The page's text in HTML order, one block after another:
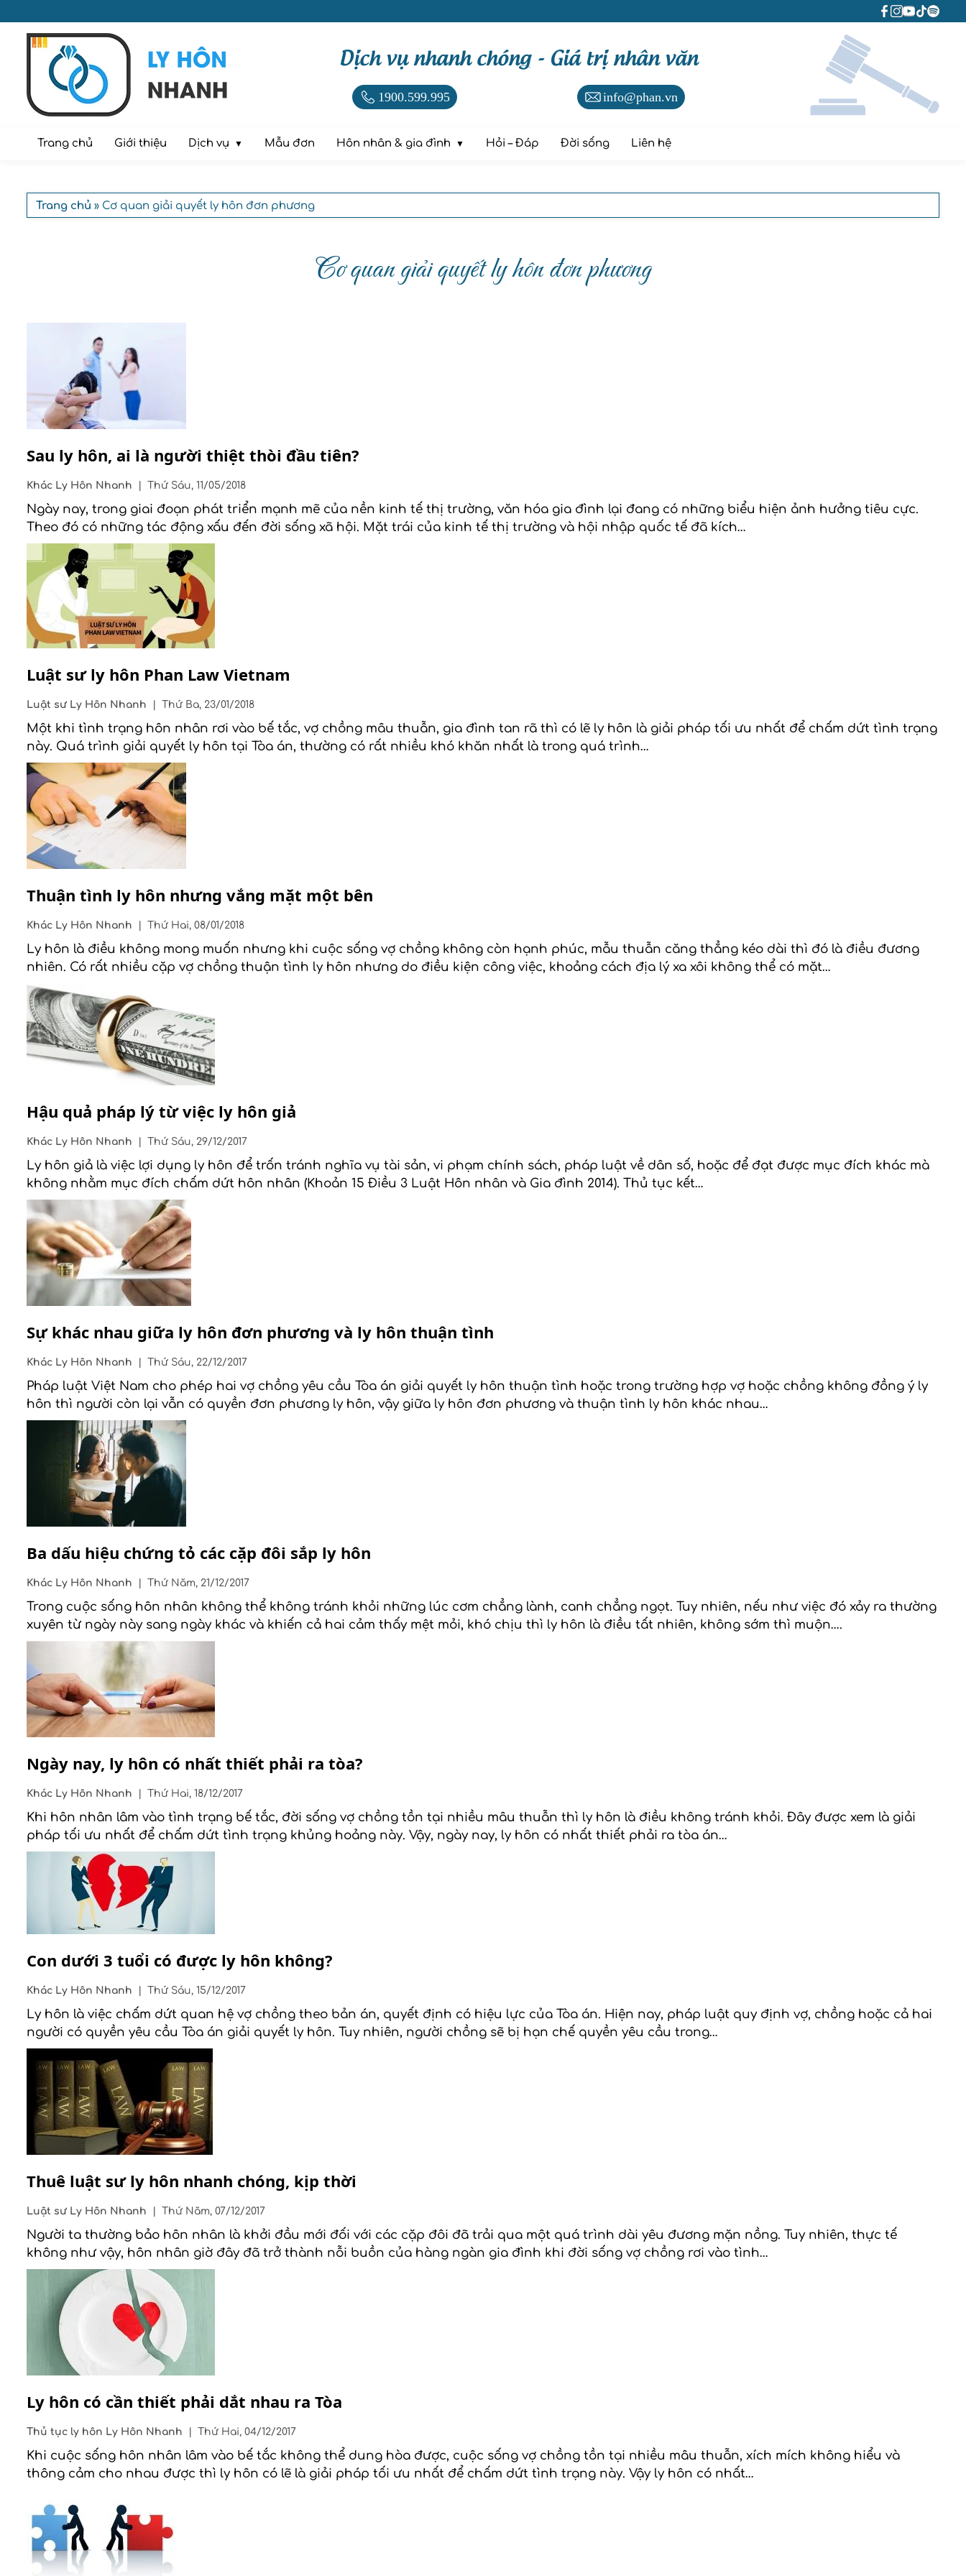
Dịch vụ nhanh chóng - Giá trị nhân văn
1900.599.995 info@phan.vn
Trang chủ Giới thiệu Dịch vụ Mẫu đơn Hôn nhân & gia đình Hỏi – Đáp Đời sống Liên hệ
Trang chủ » Cơ quan giải quyết ly hôn đơn phương
Cơ quan giải quyết ly hôn đơn phương
Sau ly hôn, ai là người thiệt thòi đầu tiên?
Khác Ly Hôn Nhanh Thứ Sáu, 11/05/2018
Ngày nay, trong giai đoạn phát triển mạnh mẽ của nền kinh tế thị trường, văn hóa gia đình lại đang có những biểu hiện ảnh hưởng tiêu cực.
Theo đó có những tác động xấu đến đời sống xã hội. Mặt trái của kinh tế thị trường và hội nhập quốc tế đã kích…
Luật sư ly hôn Phan Law Vietnam
Luật sư Ly Hôn Nhanh Thứ Ba, 23/01/2018
Một khi tình trạng hôn nhân rơi vào bế tắc, vợ chồng mâu thuẫn, gia đình tan rã thì có lẽ ly hôn là giải pháp tối ưu nhất để chấm dứt tình trạng
này. Quá trình giải quyết ly hôn tại Tòa án, thường có rất nhiều khó khăn nhất là trong quá trình…
Thuận tình ly hôn nhưng vắng mặt một bên
Khác Ly Hôn Nhanh Thứ Hai, 08/01/2018
Ly hôn là điều không mong muốn nhưng khi cuộc sống vợ chồng không còn hạnh phúc, mẫu thuẫn căng thẳng kéo dài thì đó là điều đương
nhiên. Có rất nhiều cặp vợ chồng thuận tình ly hôn nhưng do điều kiện công việc, khoảng cách địa lý xa xôi không thể có mặt…
Hậu quả pháp lý từ việc ly hôn giả
Khác Ly Hôn Nhanh Thứ Sáu, 29/12/2017
Ly hôn giả là việc lợi dụng ly hôn để trốn tránh nghĩa vụ tài sản, vi phạm chính sách, pháp luật về dân số, hoặc để đạt được mục đích khác mà
không nhằm mục đích chấm dứt hôn nhân (Khoản 15 Điều 3 Luật Hôn nhân và Gia đình 2014). Thủ tục kết…
Sự khác nhau giữa ly hôn đơn phương và ly hôn thuận tình
Khác Ly Hôn Nhanh Thứ Sáu, 22/12/2017
Pháp luật Việt Nam cho phép hai vợ chồng yêu cầu Tòa án giải quyết ly hôn thuận tình hoặc trong trường hợp vợ hoặc chồng không đồng ý ly
hôn thì người còn lại vẫn có quyền đơn phương ly hôn, vậy giữa ly hôn đơn phương và thuận tình ly hôn khác nhau…
Ba dấu hiệu chứng tỏ các cặp đôi sắp ly hôn
Khác Ly Hôn Nhanh Thứ Năm, 21/12/2017
Trong cuộc sống hôn nhân không thể không tránh khỏi những lúc cơm chẳng lành, canh chẳng ngọt. Tuy nhiên, nếu như việc đó xảy ra thường
xuyên từ ngày này sang ngày khác và khiến cả hai cảm thấy mệt mỏi, khó chịu thì ly hôn là điều tất nhiên, không sớm thì muộn….
Ngày nay, ly hôn có nhất thiết phải ra tòa?
Khác Ly Hôn Nhanh Thứ Hai, 18/12/2017
Khi hôn nhân lâm vào tình trạng bế tắc, đời sống vợ chồng tồn tại nhiều mâu thuẫn thì ly hôn là điều không tránh khỏi. Đây được xem là giải
pháp tối ưu nhất để chấm dứt tình trạng khủng hoảng này. Vậy, ngày nay, ly hôn có nhất thiết phải ra tòa án…
Con dưới 3 tuổi có được ly hôn không?
Khác Ly Hôn Nhanh Thứ Sáu, 15/12/2017
Ly hôn là việc chấm dứt quan hệ vợ chồng theo bản án, quyết định có hiệu lực của Tòa án. Hiện nay, pháp luật quy định vợ, chồng hoặc cả hai
người có quyền yêu cầu Tòa án giải quyết ly hôn. Tuy nhiên, người chồng sẽ bị hạn chế quyền yêu cầu trong…
Thuê luật sư ly hôn nhanh chóng, kịp thời
Luật sư Ly Hôn Nhanh Thứ Năm, 07/12/2017
Người ta thường bảo hôn nhân là khởi đầu mới đối với các cặp đôi đã trải qua một quá trình dài yêu đương mặn nồng. Tuy nhiên, thực tế
không như vậy, hôn nhân giờ đây đã trở thành nỗi buồn của hàng ngàn gia đình khi đời sống vợ chồng rơi vào tình…
Ly hôn có cần thiết phải dắt nhau ra Tòa
Thủ tục ly hôn Ly Hôn Nhanh Thứ Hai, 04/12/2017
Khi cuộc sống hôn nhân lâm vào bế tắc không thể dung hòa được, cuộc sống vợ chồng tồn tại nhiều mâu thuẫn, xích mích không hiểu và
thông cảm cho nhau được thì ly hôn có lẽ là giải pháp tối ưu nhất để chấm dứt tình trạng này. Vậy ly hôn có nhất…